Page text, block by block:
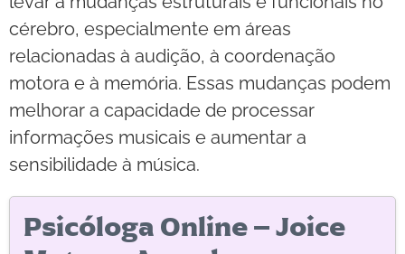
cérebro, especialmente em áreas
relacionadas à audição, à coordenação
motora e à memória. Essas mudanças podem
melhorar a capacidade de processar
informações musicais e aumentar a
sensibilidade à música.
Psicóloga Online – Joice